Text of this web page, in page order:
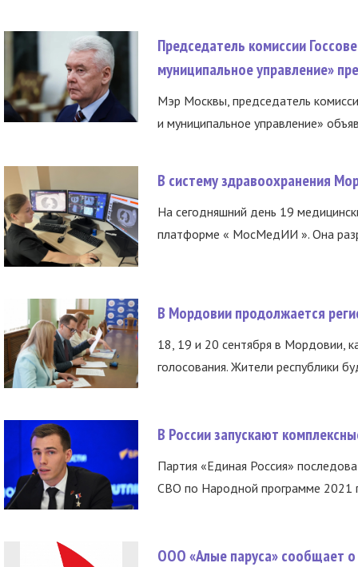
Председатель комиссии
муниципальное управление»
Мэр Москвы, председатель
и муниципальное управление»
В систему здравоохранения
На сегодняшний день 19
платформе « МосМедИИ ». Она
В Мордовии продолжается
18, 19 и 20 сентября в Мордовии,
голосования. Жители республики
В России запускают
Партия «Единая Россия»
СВО по Народной программе 2021
ООО «Алые паруса» сообщает о